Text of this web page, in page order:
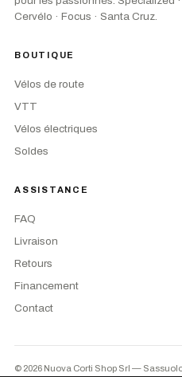
Cervélo · Focus · Santa Cruz.
BOUTIQUE
Vélos de route
VTT
Vélos électriques
Soldes
ASSISTANCE
FAQ
Livraison
Retours
Financement
Contact
© 2026 Nuova Corti Shop Srl —